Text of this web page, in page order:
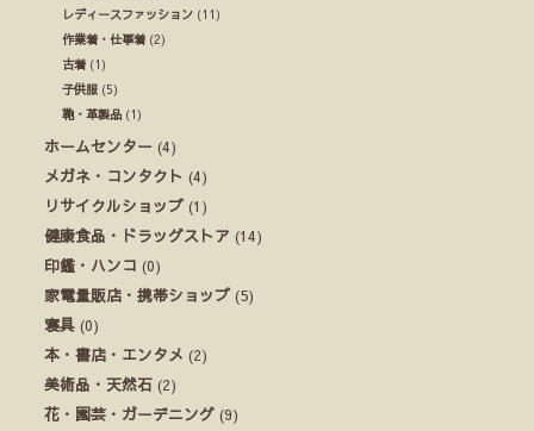
レディースファッション (11)
作業着・仕事着 (2)
古着 (1)
子供服 (5)
鞄・革製品 (1)
ホームセンター (4)
メガネ・コンタクト (4)
リサイクルショップ (1)
健康食品・ドラッグストア (14)
印鑑・ハンコ (0)
家電量販店・携帯ショップ (5)
寝具 (0)
本・書店・エンタメ (2)
美術品・天然石 (2)
花・園芸・ガーデニング (9)